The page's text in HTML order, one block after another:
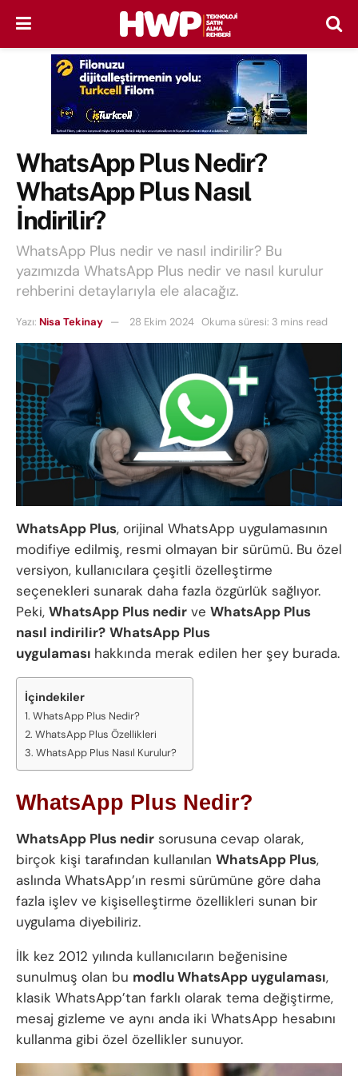
WhatsApp Plus Nedir?
WhatsApp Plus Nasıl
İndirilir?
WhatsApp Plus nedir ve nasıl indirilir? Bu
yazımızda WhatsApp Plus nedir ve nasıl kurulur
rehberini detaylarıyla ele alacağız.
Yazı: Nisa Tekinay 28 Ekim 2024 Okuma süresi: 3 mins read
WhatsApp Plus, orijinal WhatsApp uygulamasının
modifiye edilmiş, resmi olmayan bir sürümü. Bu özel
versiyon, kullanıcılara çeşitli özelleştirme
seçenekleri sunarak daha fazla özgürlük sağlıyor.
Peki, WhatsApp Plus nedir ve WhatsApp Plus
nasıl indirilir? WhatsApp Plus
uygulaması hakkında merak edilen her şey burada.
İçindekiler
WhatsApp Plus Nedir?
WhatsApp Plus Özellikleri
WhatsApp Plus Nasıl Kurulur?
WhatsApp Plus Nedir?
WhatsApp Plus nedir sorusuna cevap olarak,
birçok kişi tarafından kullanılan WhatsApp Plus,
aslında WhatsApp’ın resmi sürümüne göre daha
fazla işlev ve kişiselleştirme özellikleri sunan bir
uygulama diyebiliriz.
İlk kez 2012 yılında kullanıcıların beğenisine
sunulmuş olan bu modlu WhatsApp uygulaması,
klasik WhatsApp’tan farklı olarak tema değiştirme,
mesaj gizleme ve aynı anda iki WhatsApp hesabını
kullanma gibi özel özellikler sunuyor.